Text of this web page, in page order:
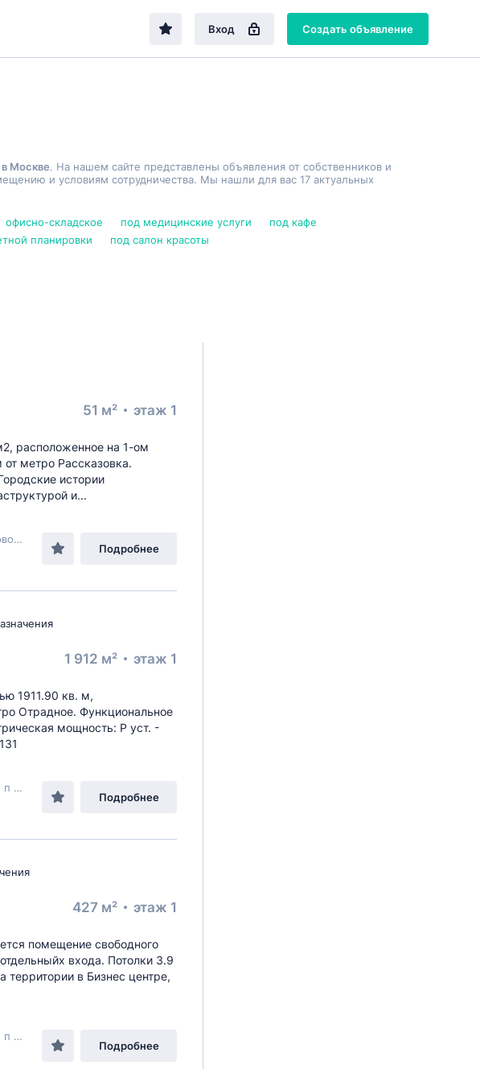
Вход Создать объявление
Москве. На нашем сайте представлены объявления от собственников и
и условиям сотрудничества. Мы нашли для вас 17 актуальных
офисно-складское под медицинские услуги
под кафе
планировки под салон красоты
51 м² этаж 1
расположенное на 1-ом
метро Рассказовка.
истории
и...
Подробнее
1 912 м² этаж 1
1911.90 кв. м,
Отрадное. Функциональное
мощность: Р уст. -
, п Внуково,
Подробнее
427 м² этаж 1
помещение свободного
входа. Потолки 3.9
в Бизнес центре,
, п Внуково,
Подробнее